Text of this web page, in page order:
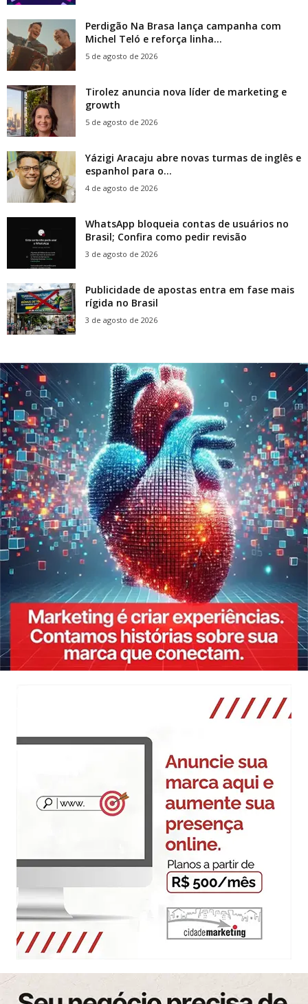
Perdigão Na Brasa lança campanha com
Michel Teló e reforça linha...
5 de agosto de 2026
Tirolez anuncia nova líder de marketing e
growth
5 de agosto de 2026
Yázigi Aracaju abre novas turmas de inglês e
espanhol para o...
4 de agosto de 2026
WhatsApp bloqueia contas de usuários no
Brasil; Confira como pedir revisão
3 de agosto de 2026
Publicidade de apostas entra em fase mais
rígida no Brasil
3 de agosto de 2026